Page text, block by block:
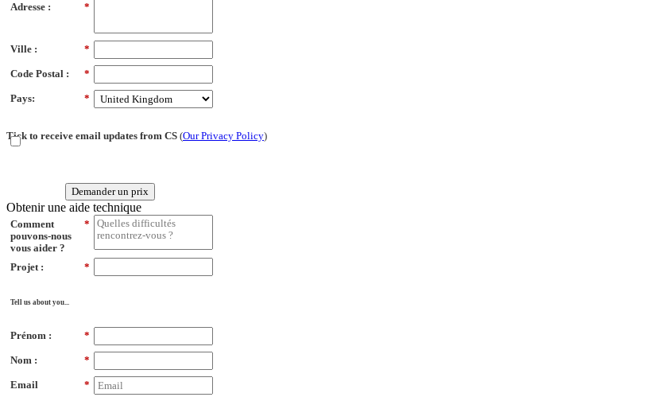
*
Adresse :
*
Ville :
*
Code Postal :
*
Pays:
Tick to receive email updates from CS (Our Privacy Policy)
Demander un prix
Obtenir une aide technique
*
Comment
pouvons-nous
vous aider ?
*
Projet :
Tell us about you...
*
Prénom :
*
Nom :
*
Email